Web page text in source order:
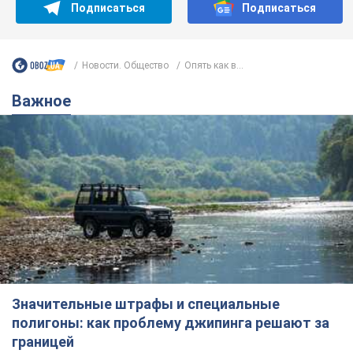
Подписаться Подписаться
Новости. Общество Опять как в...
Важное
Значительные штрафы и специальные
полигоны: как проблему джипинга решают за
границей